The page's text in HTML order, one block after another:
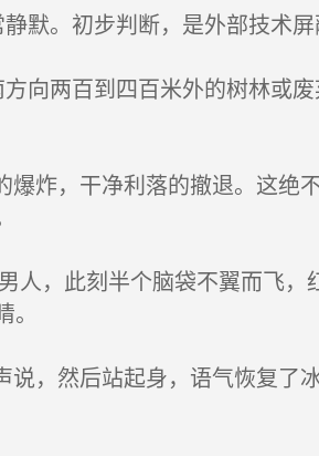
默。初步判断，是外部技术屏
向两百到四百米外的树林或
炸，干净利落的撤退。这绝不
，此刻半个脑袋不翼而飞，
，然后站起身，语气恢复了